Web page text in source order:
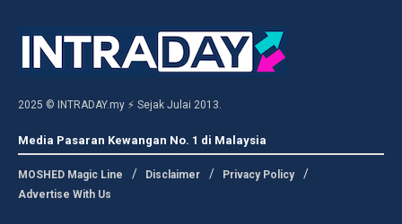
2025 © INTRADAY.my ⚡ Sejak Julai 2013.
Media Pasaran Kewangan No. 1 di Malaysia
MOSHED Magic Line Disclaimer
Privacy Policy
Advertise With Us